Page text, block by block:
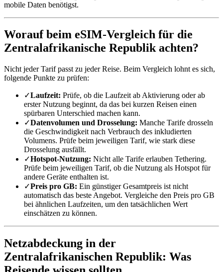
mobile Daten benötigst.
Worauf beim eSIM-Vergleich für die
Zentralafrikanische Republik achten?
Nicht jeder Tarif passt zu jeder Reise. Beim Vergleich lohnt es sich,
folgende Punkte zu prüfen:
✓Laufzeit: Prüfe, ob die Laufzeit ab Aktivierung oder ab
erster Nutzung beginnt, da das bei kurzen Reisen einen
spürbaren Unterschied machen kann.
✓Datenvolumen und Drosselung: Manche Tarife drosseln
die Geschwindigkeit nach Verbrauch des inkludierten
Volumens. Prüfe beim jeweiligen Tarif, wie stark diese
Drosselung ausfällt.
✓Hotspot-Nutzung: Nicht alle Tarife erlauben Tethering.
Prüfe beim jeweiligen Tarif, ob die Nutzung als Hotspot für
andere Geräte enthalten ist.
✓Preis pro GB: Ein günstiger Gesamtpreis ist nicht
automatisch das beste Angebot. Vergleiche den Preis pro GB
bei ähnlichen Laufzeiten, um den tatsächlichen Wert
einschätzen zu können.
Netzabdeckung in der
Zentralafrikanischen Republik: Was